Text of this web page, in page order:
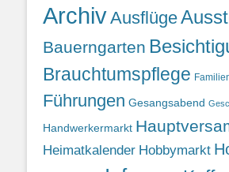
ArchivAusflüge
Bauerngarten
Brauchtumspflege
Führungen Gesangsabend
Handwerkermarkt
Heimatkalender Hobbymarkt